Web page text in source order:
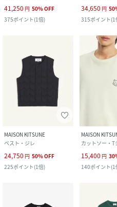
41,250 円 50%OFF
375ポイント(1倍)
34,650 円 50
315ポイント(1
MAISON KITSUNE
ベスト・ジレ
24,750 円 50%OFF
225ポイント(1倍)
MAISON
カットソー・T
15,400 円 30
140ポイント(1